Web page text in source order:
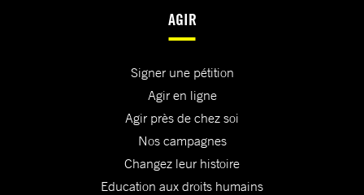
AGIR
Signer une pétition
Agir en ligne
Agir près de chez soi
Nos campagnes
Changez leur histoire
Education aux droits humains